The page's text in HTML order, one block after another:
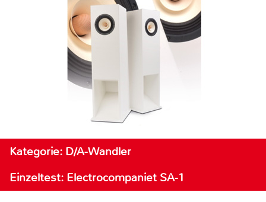
Kategorie: D/A-Wandler
Einzeltest: Electrocompaniet SA-1